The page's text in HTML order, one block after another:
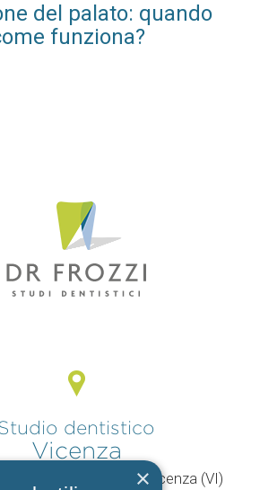
del palato: quando
funziona?
dentistico
Vicenza
Nuovo, 44/F 36100 Vicenza (VI)
×